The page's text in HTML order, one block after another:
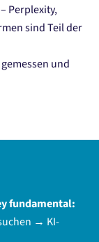
Perplexity,
sind Teil der
und
fundamental:
→ KI-